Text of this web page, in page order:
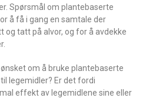
Spørsmål om plantebaserte
å få i gang en samtale der
og tatt på alvor, og for å avdekke
om å bruke plantebaserte
legemidler? Er det fordi
effekt av legemidlene sine eller